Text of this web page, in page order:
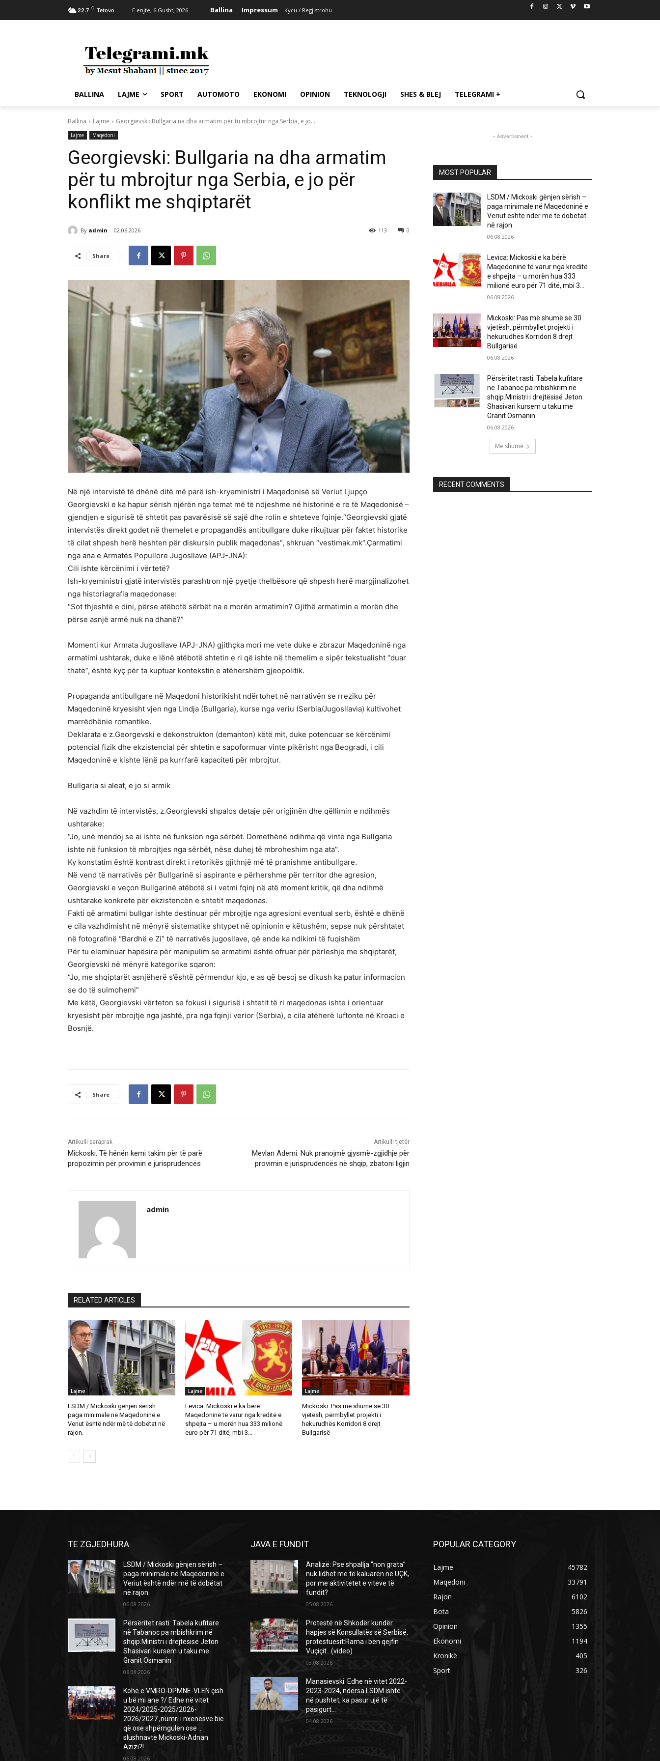
22.7 C Tetovo E enjte, 6 Gusht, 2026 Ballina Impressum Kycu / Regjistrohu
BALLINA LAJME SPORT AUTOMOTO EKONOMI OPINION TEKNOLOGJI SHES & BLEJ TELEGRAMI +
Ballina Lajme Georgievski: Bullgaria na dha armatim për tu mbrojtur nga Serbia, e jo...
Lajme Maqedoni
Georgievski: Bullgaria na dha armatim
për tu mbrojtur nga Serbia, e jo për
konflikt me shqiptarët
By admin 02.06.2026 0
113
Share
Në një intervistë të dhënë ditë më parë ish-kryeministri i Maqedonisë së Veriut Ljupço
Georgievski e ka hapur sërish njërën nga temat më të ndjeshme në historinë e re të Maqedonisë –
gjendjen e sigurisë të shtetit pas pavarësisë së sajë dhe rolin e shteteve fqinje.“Georgievski gjatë
intervistës direkt godet në themelet e propagandës antibullgare duke rikujtuar për faktet historike
të cilat shpesh herë heshten për diskursin publik maqedonas”, shkruan “vestimak.mk”.Çarmatimi
nga ana e Armatës Popullore Jugosllave (APJ-JNA):
Cili ishte kërcënimi i vërtetë?
Ish-kryeministri gjatë intervistës parashtron një pyetje thelbësore që shpesh herë margjinalizohet
nga historiagrafia maqedonase:
“Sot thjeshtë e dini, përse atëbotë sërbët na e morën armatimin? Gjithë armatimin e morën dhe
përse asnjë armë nuk na dhanë?”
Momenti kur Armata Jugosllave (APJ-JNA) gjithçka mori me vete duke e zbrazur Maqedoninë nga
armatimi ushtarak, duke e lënë atëbotë shtetin e ri që ishte në themelim e sipër tekstualisht “duar
thatë”, është kyç për ta kuptuar kontekstin e atëhershëm gjeopolitik.
Propaganda antibullgare në Maqedoni historikisht ndërtohet në narrativën se rreziku për
Maqedoninë kryesisht vjen nga Lindja (Bullgaria), kurse nga veriu (Serbia/Jugosllavia) kultivohet
marrëdhënie romantike.
Deklarata e z.Georgevski e dekonstrukton (demanton) këtë mit, duke potencuar se kërcënimi
potencial fizik dhe ekzistencial për shtetin e sapoformuar vinte pikërisht nga Beogradi, i cili
Maqedoninë e kishte lënë pa kurrfarë kapaciteti për mbrojtur.
Bullgaria si aleat, e jo si armik
Në vazhdim të intervistës, z.Georgievski shpalos detaje për origjinën dhe qëllimin e ndihmës
ushtarake:
“Jo, unë mendoj se ai ishte në funksion nga sërbët. Domethënë ndihma që vinte nga Bullgaria
ishte në funksion të mbrojtjes nga sërbët, nëse duhej të mbroheshim nga ata”.
Ky konstatim është kontrast direkt i retorikës gjithnjë më të pranishme antibullgare.
Në vend të narrativës për Bullgarinë si aspirante e përhershme për territor dhe agresion,
Georgievski e veçon Bullgarinë atëbotë si i vetmi fqinj në atë moment kritik, që dha ndihmë
ushtarake konkrete për ekzistencën e shtetit maqedonas.
Fakti që armatimi bullgar ishte destinuar për mbrojtje nga agresioni eventual serb, është e dhënë
e cila vazhdimisht në mënyrë sistematike shtypet në opinionin e këtushëm, sepse nuk përshtatet
në fotografinë “Bardhë e Zi” të narrativës jugosllave, që ende ka ndikimi të fuqishëm
Për tu eleminuar hapësira për manipulim se armatimi është ofruar për përleshje me shqiptarët,
Georgievski në mënyrë kategorike sqaron:
“Jo, me shqiptarët asnjëherë s’është përmendur kjo, e as që besoj se dikush ka patur informacion
se do të sulmohemi”
Me këtë, Georgievski vërteton se fokusi i sigurisë i shtetit të ri maqedonas ishte i orientuar
kryesisht për mbrojtje nga jashtë, pra nga fqinji verior (Serbia), e cila atëherë luftonte në Kroaci e
Bosnjë.
Share
Artikulli paraprak
Mickoski: Të hënën kemi takim për të parë
propozimin për provimin e jurisprudencës
Artikulli tjetër
Mevlan Ademi: Nuk pranojmë gjysmë-zgjidhje për
provimin e jurisprudencës në shqip, zbatoni ligjin
admin
RELATED ARTICLES
Lajme
LSDM / Mickoski gënjen sërish –
paga minimale në Maqedoninë e
Veriut është ndër më të dobëtat në
rajon.
Lajme
Levica: Mickoski e ka bërë
Maqedoninë të varur nga kreditë e
shpejta – u morën hua 333 milionë
euro për 71 ditë, mbi 3...
Lajme
Mickoski: Pas më shumë se 30
vjetësh, përmbyllet projekti i
hekurudhës Korridori 8 drejt
Bullgarisë
- Advertisment -
MOST POPULAR
LSDM / Mickoski gënjen sërish –
paga minimale në Maqedoninë e
Veriut është ndër më të dobëtat
në rajon.
06.08.2026
Levica: Mickoski e ka bërë
Maqedoninë të varur nga kreditë
e shpejta – u morën hua 333
milionë euro për 71 ditë, mbi 3...
06.08.2026
Mickoski: Pas më shumë se 30
vjetësh, përmbyllet projekti i
hekurudhës Korridori 8 drejt
Bullgarisë
06.08.2026
Përsëritet rasti: Tabela kufitare
në Tabanoc pa mbishkrim në
shqip.Ministri i drejtësisë Jeton
Shasivari kursem u taku me
Granit Osmanin
06.08.2026
Më shumë
RECENT COMMENTS
TE ZGJEDHURA
LSDM / Mickoski gënjen sërish –
paga minimale në Maqedoninë e
Veriut është ndër më të dobëtat
në rajon.
06.08.2026
Përsëritet rasti: Tabela kufitare
në Tabanoc pa mbishkrim në
shqip.Ministri i drejtësisë Jeton
Shasivari kursem u taku me
Granit Osmanin
06.08.2026
Kohë e VMRO-DPMNE-VLEN çish
u bë mi ane ?/ Edhe në vitet
2024/2025-2025/2026-
2026/2027 ,numri i nxënësve bie
që ose shpërngulen ose …
slushnavte Mickoski-Adnan
Azizi?!
06.08.2026
JAVA E FUNDIT
Analizë: Pse shpallja “non grata”
nuk lidhet me të kaluarën në UÇK,
por me aktivitetet e viteve të
fundit?
05.08.2026
Protestë në Shkodër kundër
hapjes së Konsullatës së Serbisë,
protestuesit:Rama i bën qejfin
Vuçiçit…(video)
03.08.2026
Manasievski: Edhe në vitet 2022-
2023-2024, ndërsa LSDM ishte
në pushtet, ka pasur ujë të
pasigurt…
04.08.2026
POPULAR CATEGORY
Lajme
45782
Maqedoni
33791
Rajon
6102
Bota
5826
Opinion
1355
Ekonomi
1194
Kronikë
405
Sport
326